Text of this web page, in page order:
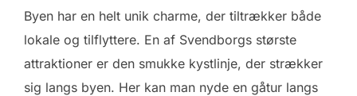
Byen har en helt unik charme, der tiltrækker både
lokale og tilflyttere. En af Svendborgs største
attraktioner er den smukke kystlinje, der strækker
sig langs byen. Her kan man nyde en gåtur langs